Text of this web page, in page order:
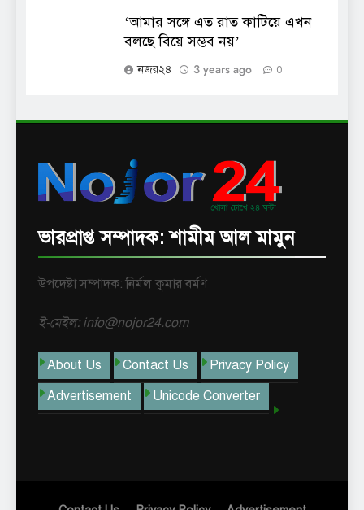
‘আমার সঙ্গে এত রাত কাটিয়ে এখন
বলছে বিয়ে সম্ভব নয়’
নজর২৪ 3 years ago 0
ভারপ্রাপ্ত সম্পাদক: শামীম আল মামুন
উপদেষ্টা সম্পাদক: নির্মল কুমার বর্মণ
ই-মেইল: info@nojor24.com
About Us Contact Us
Privacy Policy
Advertisement
Unicode Converter